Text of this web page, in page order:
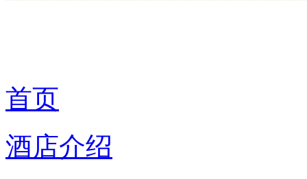
首页
酒店介绍